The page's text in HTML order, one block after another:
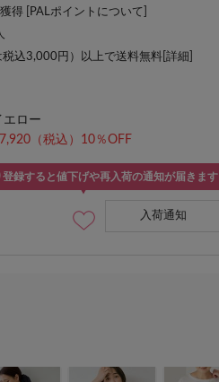
得 [ PALポイントについて
込3,000円）以上で送料無料[ 詳細
エロー
（税込）10％OFF
登録すると値下げや再入荷の通知が届きます
入荷通知